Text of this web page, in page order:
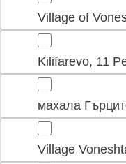
Village of
Kilifarevo, 11
махала
Village